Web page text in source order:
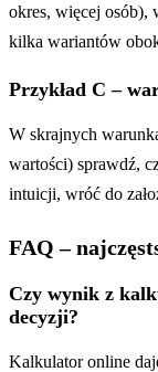
okres, więcej
kilka wariantów
Przykład C –
W skrajnych
wartości) sprawdź,
intuicji, wróć do
FAQ –
Czy wynik z
decyzji?
Kalkulator online